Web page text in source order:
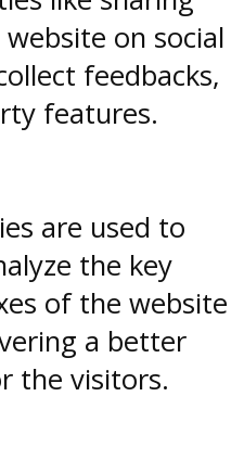
on social
feedbacks,
features.
are used to
the key
of the website
a better
the visitors.